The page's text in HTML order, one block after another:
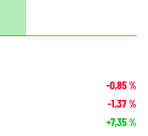
-0,85%
-1,37%
+7,35%